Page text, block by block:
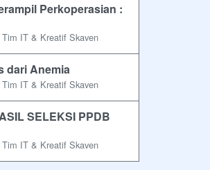
Perkoperasian :
IT & Kreatif Skaven
dari Anemia
IT & Kreatif Skaven
SELEKSI PPDB
IT & Kreatif Skaven